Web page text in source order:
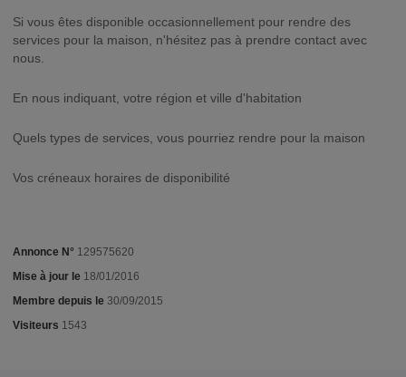
Si vous êtes disponible occasionnellement pour rendre des
services pour la maison, n'hésitez pas à prendre contact avec
nous.
En nous indiquant, votre région et ville d'habitation
Quels types de services, vous pourriez rendre pour la maison
Vos créneaux horaires de disponibilité
Annonce N° 129575620
Mise à jour le 18/01/2016
Membre depuis le 30/09/2015
Visiteurs 1543